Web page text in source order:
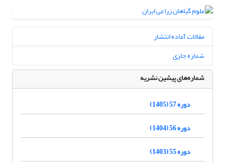
مقالات آماده انتشار
شماره جاری
شماره‌های پیشین نشریه
دوره 57 (1405)
دوره 56 (1404)
دوره 55 (1403)